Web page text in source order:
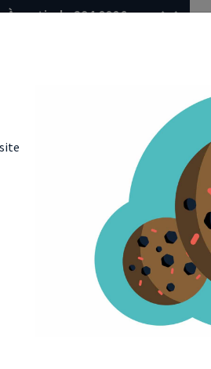
À partir de 294 000€
À